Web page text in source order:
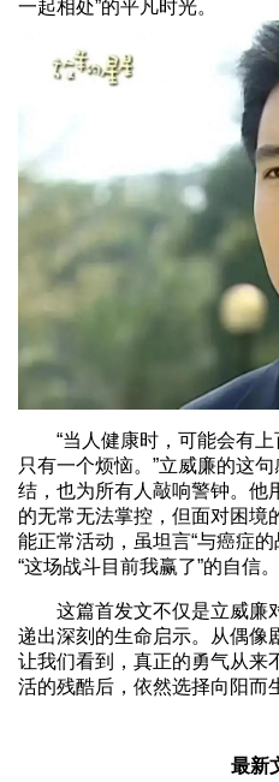
一起相处”的平凡时光。
“当人健康时，可能会有上
只有一个烦恼。”立威廉的这
结，也为所有人敲响警钟。他
的无常无法掌控，但面对困境
能正常活动，虽坦言“与癌症
“这场战斗目前我赢了”的自信。
这篇首发文不仅是立威廉
递出深刻的生命启示。从偶像
让我们看到，真正的勇气从来
活的残酷后，依然选择向阳而
最新